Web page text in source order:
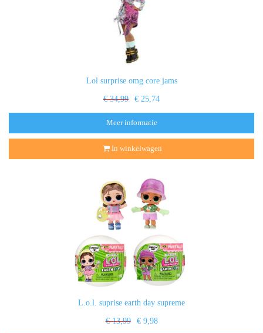
Lol surprise omg core jams
€ 34,99 € 25,74
Meer informatie
In winkelwagen
L.o.l. suprise earth day supreme
€ 13,99 € 9,98